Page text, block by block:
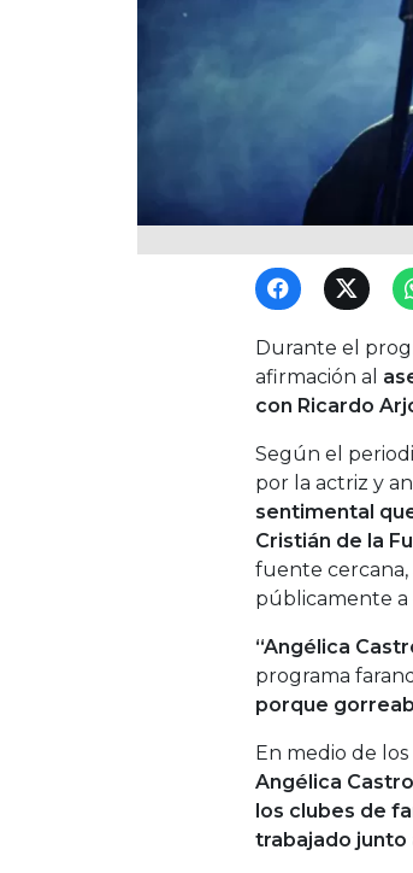
Durante el
afirmación al
con Ricardo
Según el
por la actriz y
sentimental
Cristián de la
fuente cercana,
públicamente a
“Angélica
programa
porque
En medio de
Angélica Castro
los clubes de
trabajado junto